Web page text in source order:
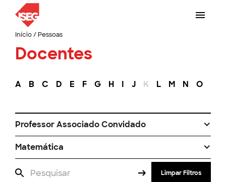
Início/ Pessoas
Docentes
A B C D E F G H I J K L M N O
Professor Associado Convidado
Matemática
Limpar Filtros